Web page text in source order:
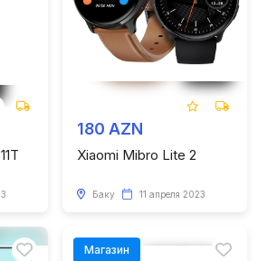
180 AZN
Xiaomi Mibro Lite 2
Баку 11 апреля 2023
Магазин